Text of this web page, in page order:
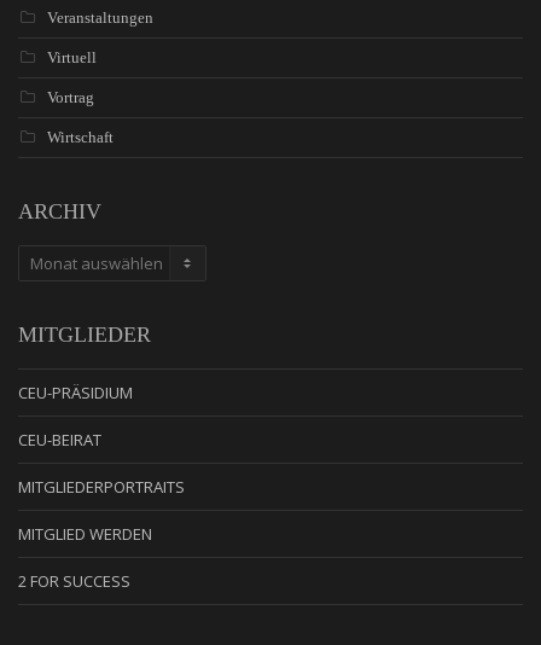
Veranstaltungen
Virtuell
Vortrag
Wirtschaft
ARCHIV
ARCHIV
MITGLIEDER
CEU-PRÄSIDIUM
CEU-BEIRAT
MITGLIEDERPORTRAITS
MITGLIED WERDEN
2 FOR SUCCESS